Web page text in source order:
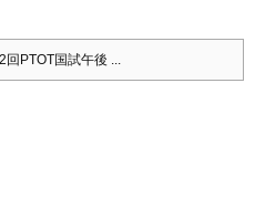
PTOT国試午後 ...